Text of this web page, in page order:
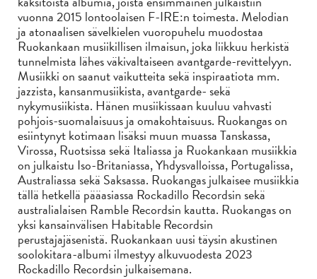
vuonna 2015 lontoolaisen F-IRE:n toimesta. Melodian
ja atonaalisen sävelkielen vuoropuhelu muodostaa
Ruokankaan musiikillisen ilmaisun, joka liikkuu herkistä
tunnelmista lähes väkivaltaiseen avantgarde-revittelyyn.
Musiikki on saanut vaikutteita sekä inspiraatiota mm.
jazzista, kansanmusiikista, avantgarde- sekä
nykymusiikista. Hänen musiikissaan kuuluu vahvasti
pohjois-suomalaisuus ja omakohtaisuus. Ruokangas on
esiintynyt kotimaan lisäksi muun muassa Tanskassa,
Virossa, Ruotsissa sekä Italiassa ja Ruokankaan musiikkia
on julkaistu Iso-Britaniassa, Yhdysvalloissa, Portugalissa,
Australiassa sekä Saksassa. Ruokangas julkaisee musiikkia
tällä hetkellä pääasiassa Rockadillo Recordsin sekä
australialaisen Ramble Recordsin kautta. Ruokangas on
yksi kansainvälisen Habitable Recordsin
perustajajäsenistä. Ruokankaan uusi täysin akustinen
soolokitara-albumi ilmestyy alkuvuodesta 2023
Rockadillo Recordsin julkaisemana.